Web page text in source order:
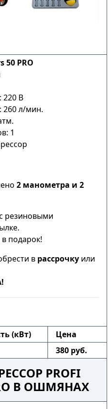
50 PRO
220 В
260 л/мин.
1
2 манометра и 2
резиновыми
в подарок!
в рассрочку или
(кВт)
Цена
380 руб.
PROFI
В ОШМЯНАХ